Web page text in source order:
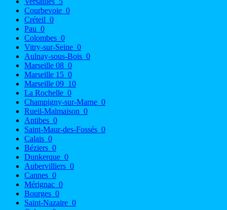
Courbevoie 0
Créteil 0
Pau 0
Colombes 0
Vitry-sur-Seine 0
Aulnay-sous-Bois 0
Marseille 08 0
Marseille 15 0
Marseille 09 10
La Rochelle 0
Champigny-sur-Marne 0
Rueil-Malmaison 0
Antibes 0
Saint-Maur-des-Fossés 0
Calais 0
Béziers 0
Dunkerque 0
Aubervilliers 0
Cannes 0
Mérignac 0
Bourges 0
Saint-Nazaire 0